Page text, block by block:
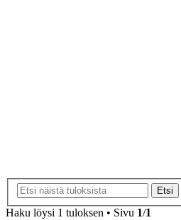
Etsi
Haku löysi 1 tuloksen • Sivu 1/1